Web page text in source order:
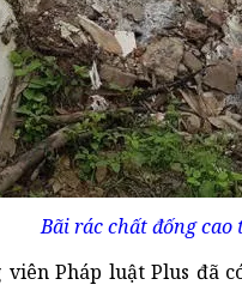
Bãi rác chất đống cao
Pháp luật Plus đã